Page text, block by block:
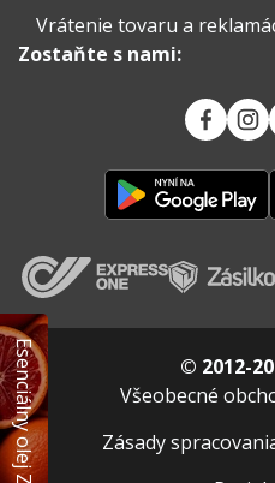
Vrátenie tovaru a
Zostaňte s nami:
© 2012-
Všeobecné
Zásady